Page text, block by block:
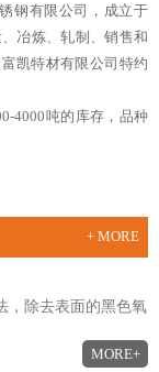
钢有限公司，成立于
冶炼、轧制、销售和
凯特材有限公司特约
4000吨的库存，品种
+ MORE
，除去表面的黑色氧
MORE+